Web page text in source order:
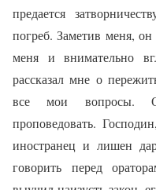
предается
погреб. Заметив меня, он
меня и внимательно
рассказал мне о
все мои вопросы.
проповедовать.
иностранец и лишен
говорить перед